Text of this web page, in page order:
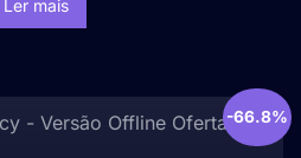
Ler mais
-66.8%